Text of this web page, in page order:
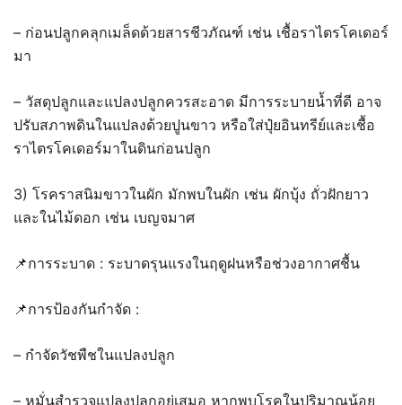
– ก่อนปลูกคลุกเมล็ดด้วยสารชีวภัณฑ์ เช่น เชื้อราไตรโคเดอร์
มา
– วัสดุปลูกและแปลงปลูกควรสะอาด มีการระบายน้ำที่ดี อาจ
ปรับสภาพดินในแปลงด้วยปูนขาว หรือใส่ปุ๋ยอินทรีย์และเชื้อ
ราไตรโคเดอร์มาในดินก่อนปลูก
3) โรคราสนิมขาวในผัก มักพบในผัก เช่น ผักบุ้ง ถั่วฝักยาว
และในไม้ดอก เช่น เบญจมาศ
📌การระบาด : ระบาดรุนแรงในฤดูฝนหรือช่วงอากาศชื้น
📌การป้องกันกำจัด :
– กำจัดวัชพืชในแปลงปลูก
– หมั่นสำรวจแปลงปลูกอยู่เสมอ หากพบโรคในปริมาณน้อย